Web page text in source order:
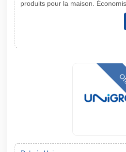
produits pour la maison.